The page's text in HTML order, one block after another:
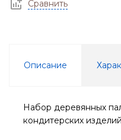
Сравнить
Описание
Набор деревянных
кондитерских изделий